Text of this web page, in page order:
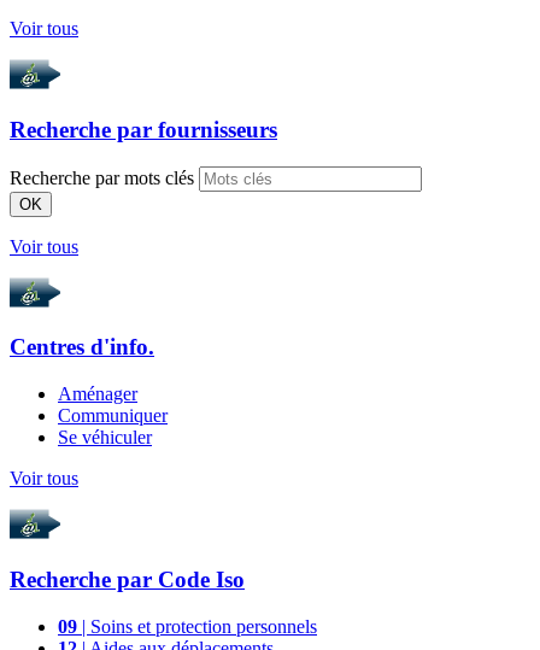
Voir tous
Recherche par fournisseurs
Recherche par mots clés
OK
Voir tous
Centres d'info.
Aménager
Communiquer
Se véhiculer
Voir tous
Recherche par Code Iso
09 | Soins et protection personnels